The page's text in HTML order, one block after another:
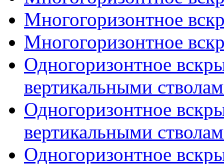
Многогоризонтное
Многогоризонтное
Одногоризонтное
вертикальными
Одногоризонтное
вертикальными
Одногоризонтное